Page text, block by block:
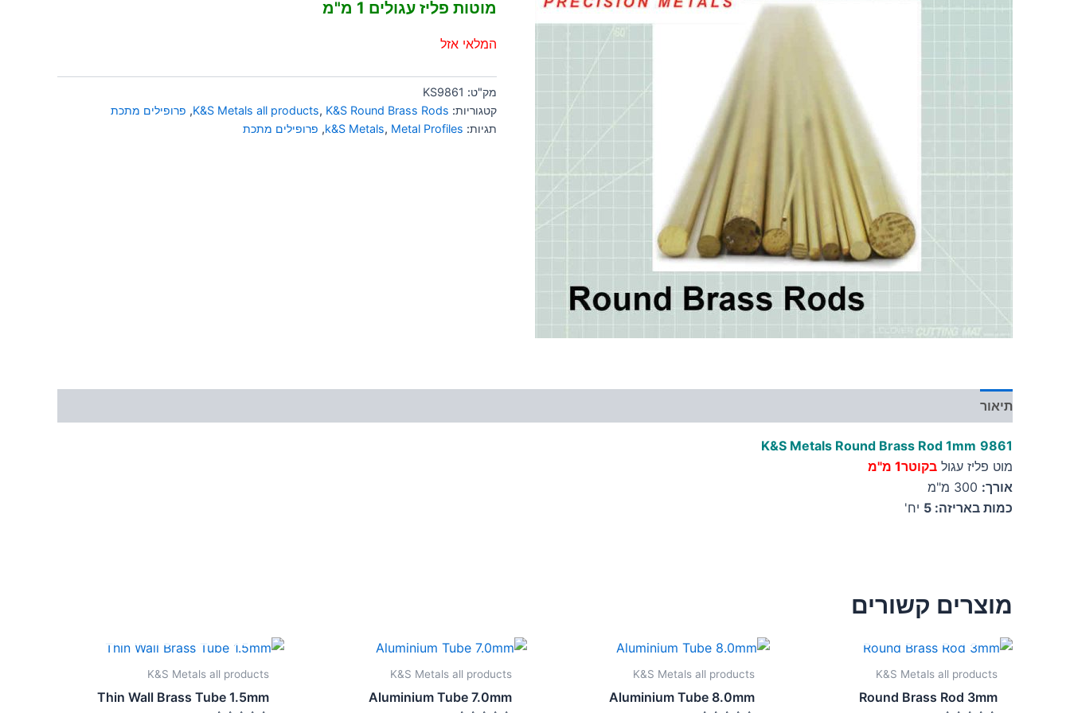
מוטות פליז עגולים 1 מ"מ
המלאי אזל
מק"ט: KS9861
קטגוריות:
K&S Metals all products, K&S Round Brass Rods
, פרופילים מתכת
תגיות:
k&S Metals, Metal Profiles
, פרופילים מתכת
תיאור
K&S Metals Round Brass Rod 1mm 9861
מוט פליז עגול בקוטר1 מ"מ
אורך:
כמות באריזה: 5
יח'
מוצרים קשורים
K&S Metals all products
Round Brass Rod 3mm
K&S Metals all products
Aluminium Tube 8.0mm
K&S Metals all products
Aluminium Tube 7.0mm
K&S Metals all products
Thin Wall Brass Tube 1.5mm